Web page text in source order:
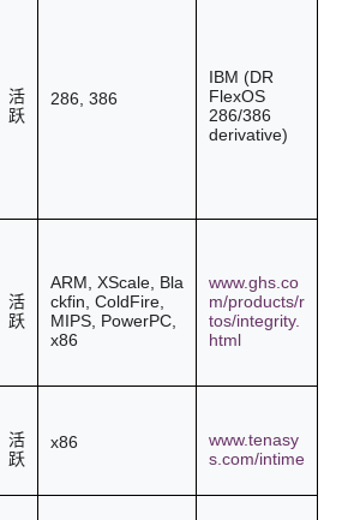
活
跃
286, 386
IBM (DR
FlexOS
286/386
derivative)
活
跃
ARM, XScale Bla
ckfin , ColdFire,
MIPS, PowerPC,
x86
www.ghs.co
m/products/r
tos/integrity.
html
活
跃
x86
www.tenasy
s.com/intime